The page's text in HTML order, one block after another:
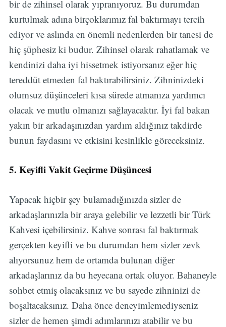
bir de zihinsel olarak yıpranıyoruz. Bu durumdan
kurtulmak adına birçoklarımız fal baktırmayı tercih
ediyor ve aslında en önemli nedenlerden bir tanesi de
hiç şüphesiz ki budur. Zihinsel olarak rahatlamak ve
kendinizi daha iyi hissetmek istiyorsanız eğer hiç
tereddüt etmeden fal baktırabilirsiniz. Zihninizdeki
olumsuz düşünceleri kısa sürede atmanıza yardımcı
olacak ve mutlu olmanızı sağlayacaktır. İyi fal bakan
yakın bir arkadaşınızdan yardım aldığınız takdirde
bunun faydasını ve etkisini kesinlikle göreceksiniz.
5. Keyifli Vakit Geçirme Düşüncesi
Yapacak hiçbir şey bulamadığınızda sizler de
arkadaşlarınızla bir araya gelebilir ve lezzetli bir Türk
Kahvesi içebilirsiniz. Kahve sonrası fal baktırmak
gerçekten keyifli ve bu durumdan hem sizler zevk
alıyorsunuz hem de ortamda bulunan diğer
arkadaşlarınız da bu heyecana ortak oluyor. Bahaneyle
sohbet etmiş olacaksınız ve bu sayede zihninizi de
boşaltacaksınız. Daha önce deneyimlemediyseniz
sizler de hemen şimdi adımlarınızı atabilir ve bu